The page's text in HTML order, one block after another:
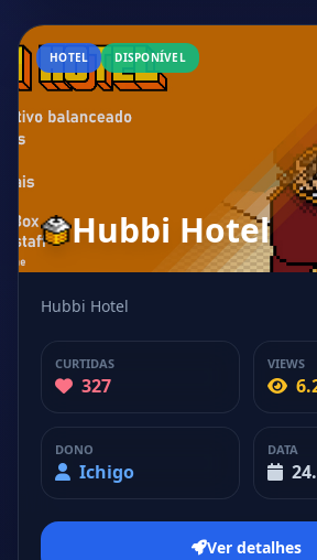
HOTEL DISPONÍVEL
Hubbi Hotel
Hubbi Hotel
CURTIDAS
327
VIEWS
DONO
Ichigo
DATA
Ver detalhes